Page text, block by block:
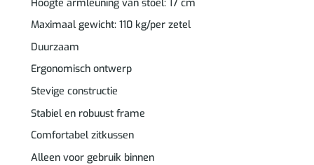
Hoogte armleuning van stoel: 17 cm
Maximaal gewicht: 110 kg/per zetel
Duurzaam
Ergonomisch ontwerp
Stevige constructie
Stabiel en robuust frame
Comfortabel zitkussen
Alleen voor gebruik binnen